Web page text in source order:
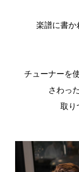
楽譜に書か
チューナーを
さわっ
取り